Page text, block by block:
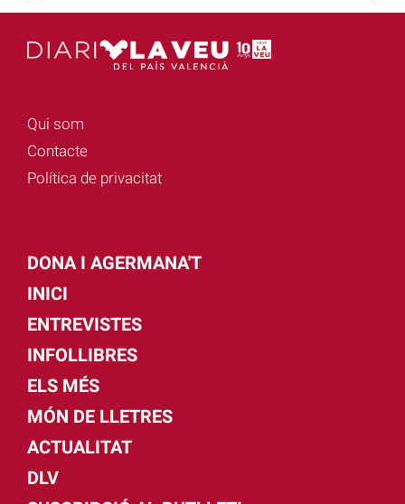
Qui som
Contacte
Política de privacitat
DONA I AGERMANA'T
INICI
ENTREVISTES
INFOLLIBRES
ELS MÉS
MÓN DE LLETRES
ACTUALITAT
DLV